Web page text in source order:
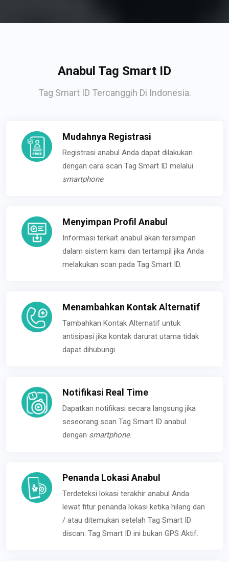
Anabul Tag Smart ID
Tag Smart ID Tercanggih Di Indonesia.
Mudahnya Registrasi
Registrasi anabul Anda dapat dilakukan
dengan cara scan Tag Smart ID melalui
smartphone.
Menyimpan Profil Anabul
Informasi terkait anabul akan tersimpan
dalam sistem kami dan tertampil jika Anda
melakukan scan pada Tag Smart ID.
Menambahkan Kontak Alternatif
Tambahkan Kontak Alternatif untuk
antisipasi jika kontak darurat utama tidak
dapat dihubungi.
Notifikasi Real Time
Dapatkan notifikasi secara langsung jika
seseorang scan Tag Smart ID anabul
dengan smartphone.
Penanda Lokasi Anabul
Terdeteksi lokasi terakhir anabul Anda
lewat fitur penanda lokasi ketika hilang dan
/ atau ditemukan setelah Tag Smart ID
discan. Tag Smart ID ini bukan GPS Aktif.